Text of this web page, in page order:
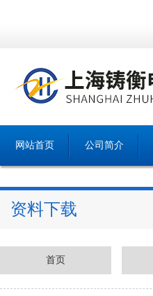
网站首页 公司简介
资料下载
首页